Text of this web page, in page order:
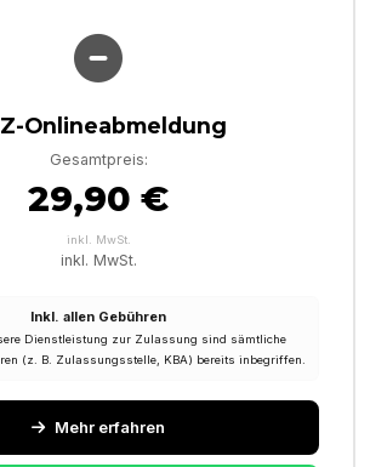
Onlineabmeldung
Gesamtpreis:
29,90 €
inkl. MwSt.
inkl. MwSt.
Inkl. allen Gebühren
Dienstleistung zur Zulassung sind sämtliche
(z. B. Zulassungsstelle, KBA) bereits inbegriffen.
Mehr erfahren